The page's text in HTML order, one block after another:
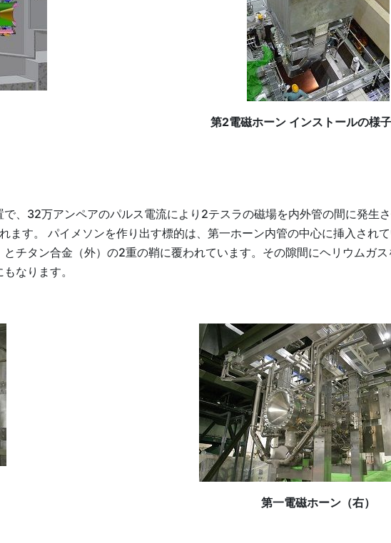
第2電磁ホーン インストールの様子
、32万アンペアのパルス電流により2テスラの磁場を内外管の間に発生
ます。 パイメソンを作り出す標的は、第一ホーン内管の中心に挿入され
チタン合金（外）の2重の鞘に覆われています。その隙間にヘリウムガ
なります。
第一電磁ホーン（右）